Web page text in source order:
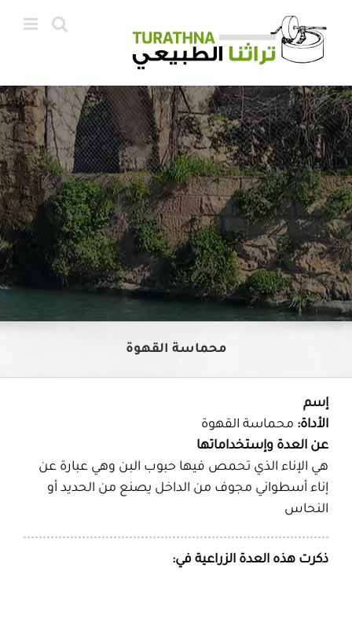
content
محماسة القهوة
إسم
الأداة: محماسة القهوة
عن العدة وإستخداماتها
هي الإناء الذي تحمص فيها حبوب البن وهي عبارة عن
إناء أسطواني مجوف من الداخل يصنع من الحديد أو
النحاس
ذكرت هذه العدة الزراعية في: